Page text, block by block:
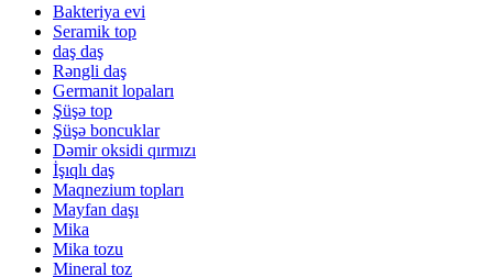
Bakteriya evi
Seramik top
daş daş
Rəngli daş
Germanit lopaları
Şüşə top
Şüşə boncuklar
Dəmir oksidi qırmızı
İşıqlı daş
Maqnezium topları
Mayfan daşı
Mika
Mika tozu
Mineral toz